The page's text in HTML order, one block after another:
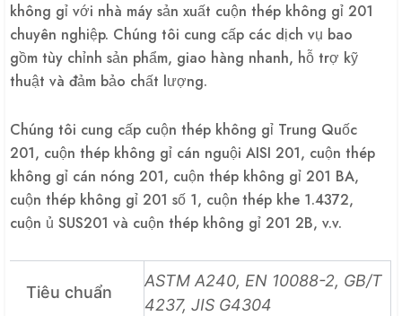
không gỉ với nhà máy sản xuất cuộn thép không gỉ 201
chuyên nghiệp. Chúng tôi cung cấp các dịch vụ bao
gồm tùy chỉnh sản phẩm, giao hàng nhanh, hỗ trợ kỹ
thuật và đảm bảo chất lượng.
Chúng tôi cung cấp cuộn thép không gỉ Trung Quốc
201, cuộn thép không gỉ cán nguội AISI 201, cuộn thép
không gỉ cán nóng 201, cuộn thép không gỉ 201 BA,
cuộn thép không gỉ 201 số 1, cuộn thép khe 1.4372,
cuộn ủ SUS201 và cuộn thép không gỉ 201 2B, v.v.
Tiêu chuẩn
ASTM A240, EN 10088-2, GB/T
4237, JIS G4304